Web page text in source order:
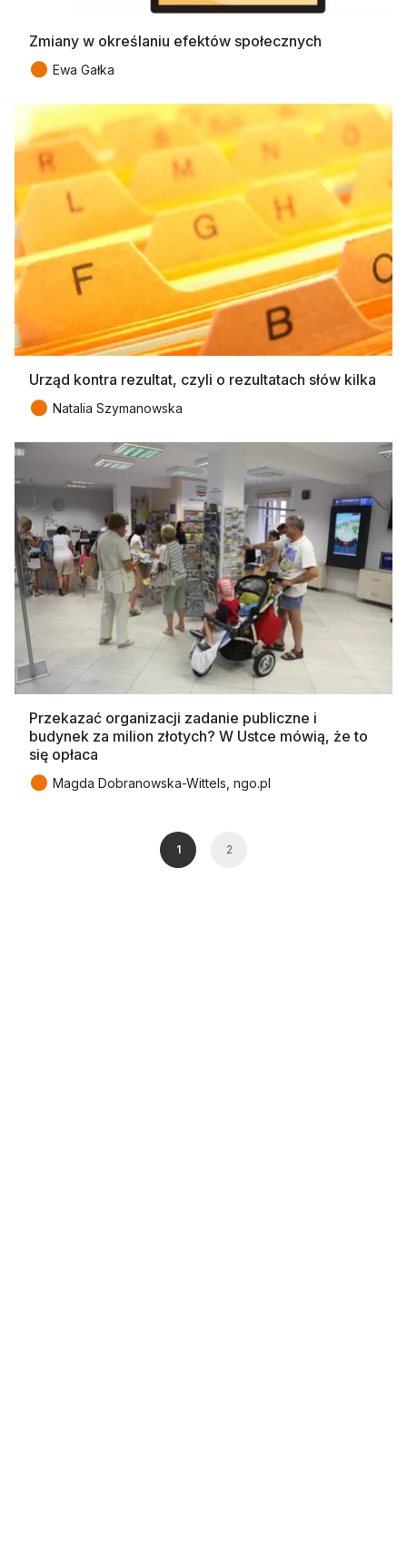
Zmiany w określaniu efektów społecznych
● Ewa Gałka
Urząd kontra rezultat, czyli o rezultatach słów kilka
● Natalia Szymanowska
Przekazać organizacji zadanie publiczne i
budynek za milion złotych? W Ustce mówią, że to
się opłaca
● Magda Dobranowska-Wittels, ngo.pl
1 2